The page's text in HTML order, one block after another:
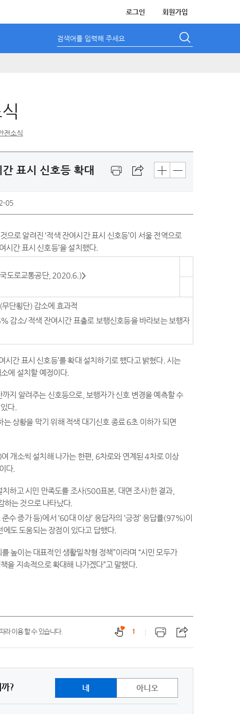
로그인 회원가입
검색어를 입력해 주세요
전소식
표시 신호등 확대
05
로 알려진 ‘적색 잔여시간 표시 신호등’이 서울 전역으로
시간 표시 신호등’을 설치했다.
도로교통공단, 2020.6.)>
단횡단) 감소에 효과적
감소/ 적색 잔여시간 표출로 보행신호등을 바라보는 보행자
간 표시 신호등’를 확대 설치하기로 했다고 밝혔다. 시는
에 설치할 예정이다.
지 알려주는 신호등으로, 보행자가 신호 변경을 예측할 수
다.
상황을 막기 위해 적색 대기신호 종료 6초 이하가 되면
개소씩 설치해 나가는 한편, 6차로와 연계된 4차로 이상
다.
하고 시민 만족도를 조사(500표본, 대면 조사)한 결과,
는 것으로 나타났다.
수 증가 등)에서 ‘60대 이상’ 응답자의 ‘긍정’ 응답률(97%)이
에도 도움되는 장점이 있다고 답했다.
높이는 대표적인 생활밀착형 정책”이라며 “시민 모두가
을 지속적으로 확대해 나가겠다”고 말했다.
1
라 이용 할 수 있습니다.
? 네 아니오